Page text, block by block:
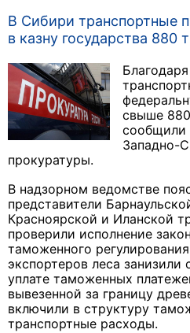
В Сибири транспортные
в казну государства 880
свыше
сообщили
Западно-
прокуратуры.
В надзорном ведомстве
представители
Красноярской и Иланской
проверили исполнение
таможенного
экспортеров леса
уплате таможенных
вывезенной за границу
включили в структуру
транспортные расходы.